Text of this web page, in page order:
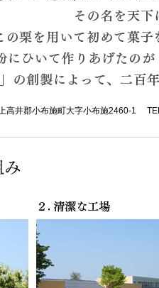
高井郡小布施町大字小布施2460-1